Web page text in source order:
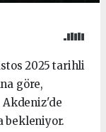
2025 tarihli
göre,
bekleniyor.